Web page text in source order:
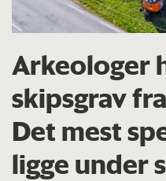
Arkeologer
skipsgrav
Det mest
ligge under